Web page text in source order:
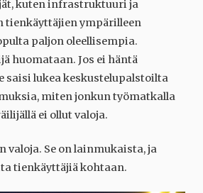
kuten infrastruktuuri ja
tienkäyttäjien ympärilleen
paljon oleellisempia.
huomataan. Jos ei häntä
saisi lukea keskustelupalstoilta
miten jonkun työmatkalla
ei ollut valoja.
valoja. Se on lainmukaista, ja
tienkäyttäjiä kohtaan.